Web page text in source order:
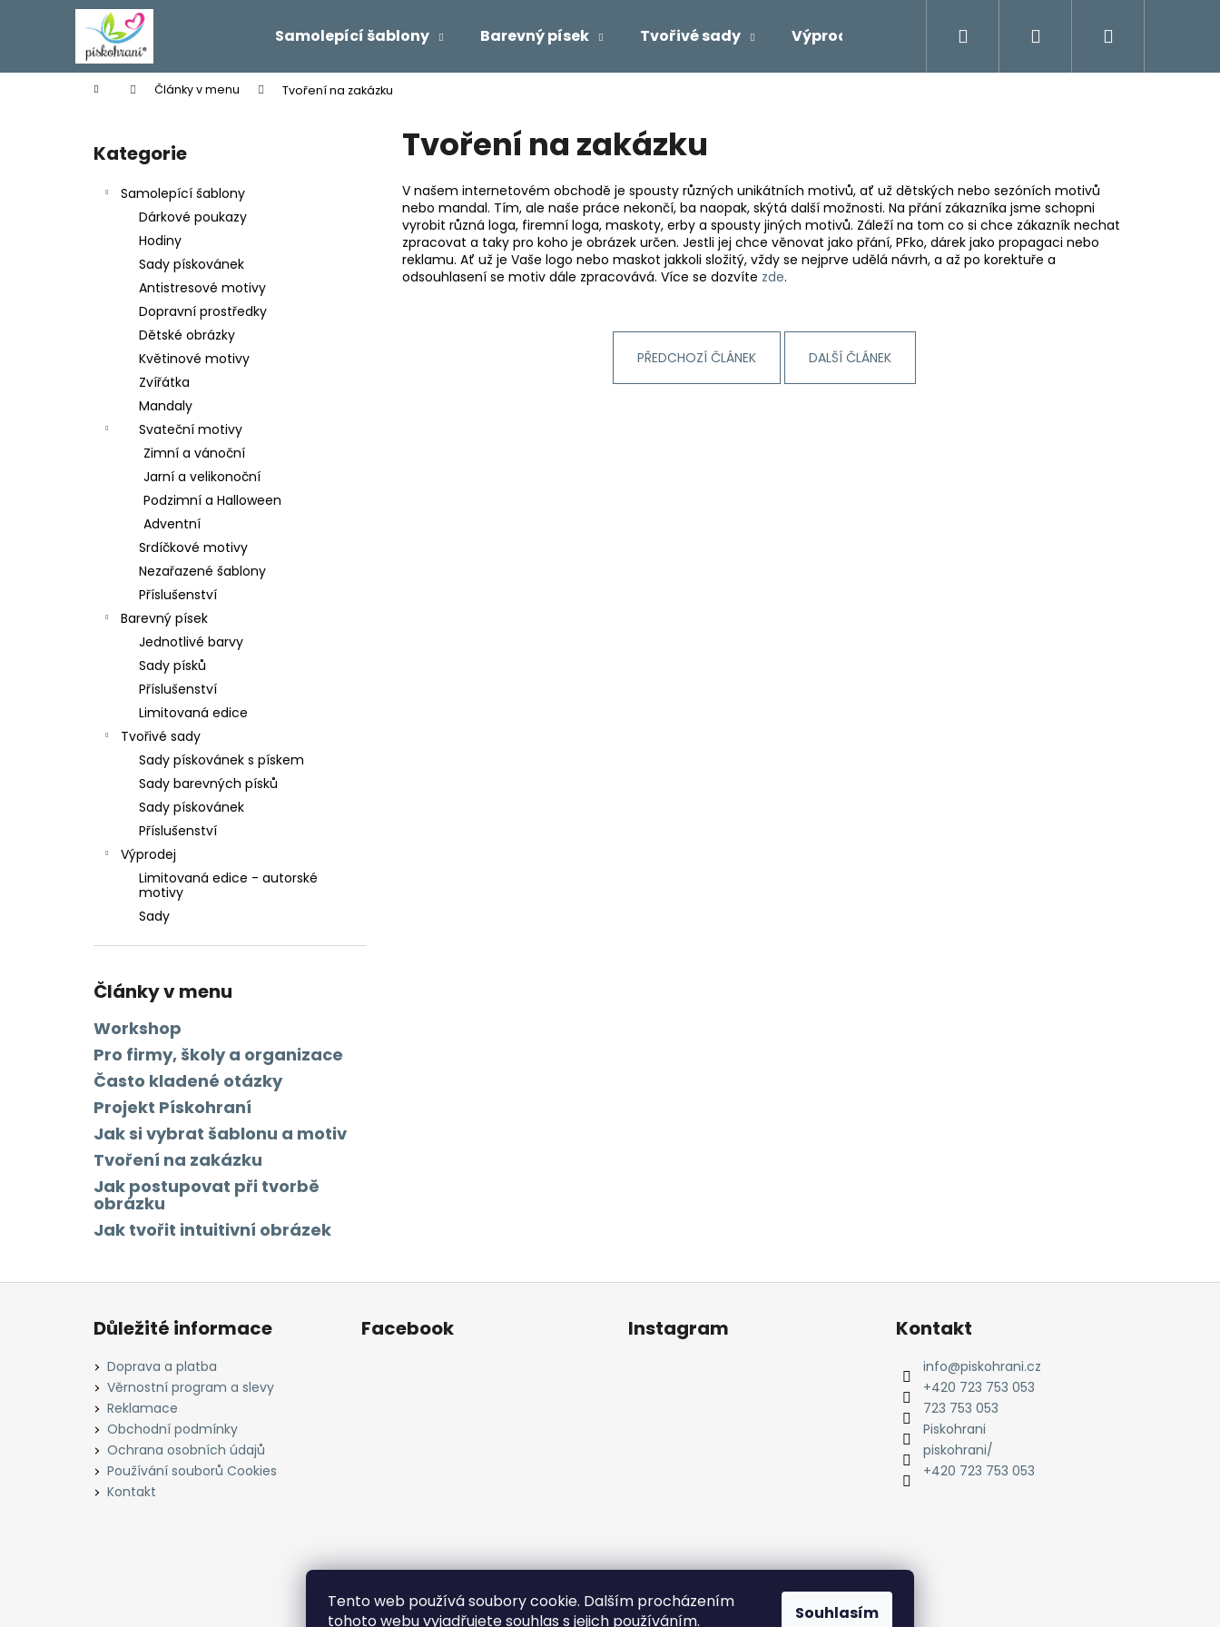
Tento web používá soubory cookie. Dalším procházením
tohoto webu vyjadřujete souhlas s jejich používáním.
Souhlasím
Samolepící šablony Barevný písek Tvořivé sady Výprodej Přihlášení
Domů Články v menu Tvoření na zakázku
Přeskočit
kategorie
Kategorie
Samolepící šablony
Dárkové poukazy
Hodiny
Sady pískovánek
Antistresové motivy
Dopravní prostředky
Dětské obrázky
Květinové motivy
Zvířátka
Mandaly
Svateční motivy
Zimní a vánoční
Jarní a velikonoční
Podzimní a Halloween
Adventní
Srdíčkové motivy
Nezařazené šablony
Příslušenství
Barevný písek
Jednotlivé barvy
Sady písků
Příslušenství
Limitovaná edice
Tvořivé sady
Sady pískovánek s pískem
Sady barevných písků
Sady pískovánek
Příslušenství
Výprodej
Limitovaná edice - autorské
motivy
Sady
Články v menu
Workshop
Pro firmy, školy a organizace
Často kladené otázky
Projekt Pískohraní
Jak si vybrat šablonu a motiv
Tvoření na zakázku
Jak postupovat při tvorbě
obrázku
Jak tvořit intuitivní obrázek
Tvoření na zakázku
V našem internetovém obchodě je spousty různých unikátních motivů, ať už dětských nebo sezóních motivů
nebo mandal. Tím, ale naše práce nekončí, ba naopak, skýtá další možnosti. Na přání zákazníka jsme schopni
vyrobit různá loga, firemní loga, maskoty, erby a spousty jiných motivů. Záleží na tom co si chce zákazník nechat
zpracovat a taky pro koho je obrázek určen. Jestli jej chce věnovat jako přání, PFko, dárek jako propagaci nebo
reklamu. Ať už je Vaše logo nebo maskot jakkoli složitý, vždy se nejprve udělá návrh, a až po korektuře a
odsouhlasení se motiv dále zpracovává. Více se dozvíte zde.
PŘEDCHOZÍ ČLÁNEK DALŠÍ ČLÁNEK
í
Zpět
do
Zpět
do
Doporučujeme
Z
Důležité informace
Doprava a platba
Věrnostní program a slevy
Reklamace
Obchodní podmínky
Ochrana osobních údajů
Používání souborů Cookies
Kontakt
Facebook Instagram
Sledovat na Instagramu
Kontakt
info@piskohrani.cz
+420 723 753 053
723 753 053
Piskohrani
piskohrani/
+420 723 753 053